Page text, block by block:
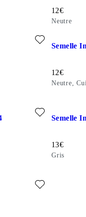
Prix de
12€
Neutre
EN BOIS ()
Semelle
Prix de
12€
Neutre,
Ajouter
Semelle
Prix de
13€
Gris